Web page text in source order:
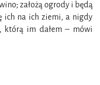
założą ogrody i będą
ich na ich ziemi, a nigdy
którą im dałem – mówi